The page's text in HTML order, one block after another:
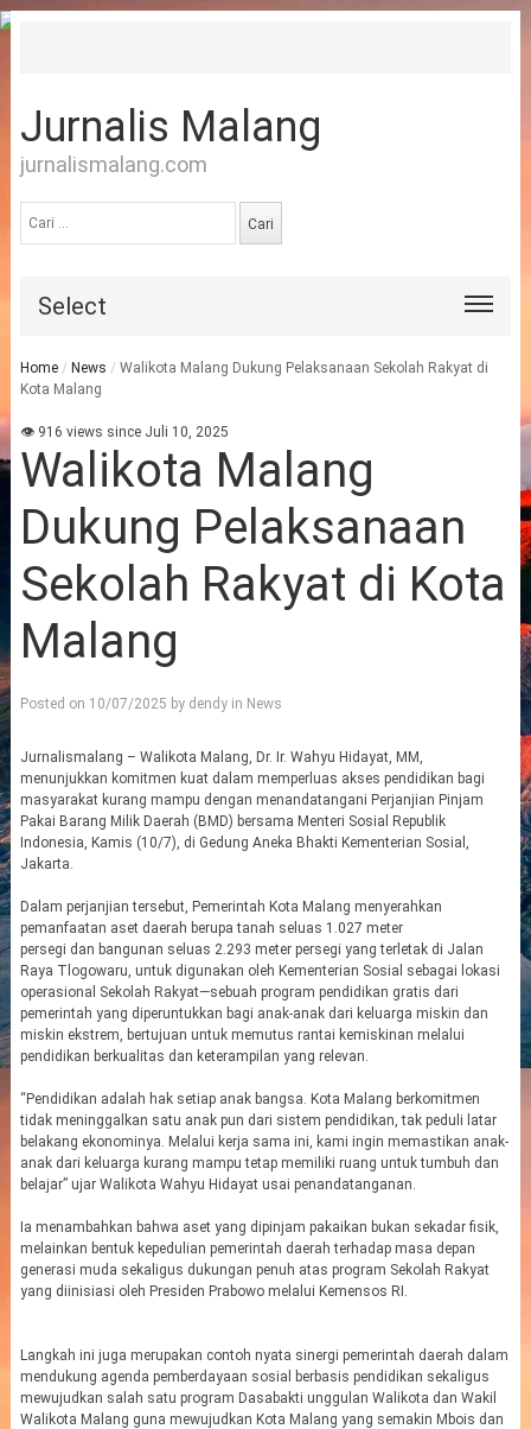
Jurnalis Malang
jurnalismalang.com
untuk:
Select
Home / News / Walikota Malang Dukung Pelaksanaan Sekolah Rakyat di
Kota Malang
👁 916 views since Juli 10, 2025
Walikota Malang
Dukung Pelaksanaan
Sekolah Rakyat di Kota
Malang
Posted on 10/07/2025 by dendyin News
Jurnalismalang – Walikota Malang, Dr. Ir. Wahyu Hidayat, MM,
menunjukkan komitmen kuat dalam memperluas akses pendidikan bagi
masyarakat kurang mampu dengan menandatangani Perjanjian Pinjam
Pakai Barang Milik Daerah (BMD) bersama Menteri Sosial Republik
Indonesia, Kamis (10/7), di Gedung Aneka Bhakti Kementerian Sosial,
Jakarta.
Dalam perjanjian tersebut, Pemerintah Kota Malang menyerahkan
pemanfaatan aset daerah berupa tanah seluas 1.027 meter
persegi dan bangunan seluas 2.293 meter persegi yang terletak di Jalan
Raya Tlogowaru, untuk digunakan oleh Kementerian Sosial sebagai lokasi
operasional Sekolah Rakyat—sebuah program pendidikan gratis dari
pemerintah yang diperuntukkan bagi anak-anak dari keluarga miskin dan
miskin ekstrem, bertujuan untuk memutus rantai kemiskinan melalui
pendidikan berkualitas dan keterampilan yang relevan.
“Pendidikan adalah hak setiap anak bangsa. Kota Malang berkomitmen
tidak meninggalkan satu anak pun dari sistem pendidikan, tak peduli latar
belakang ekonominya. Melalui kerja sama ini, kami ingin memastikan anak-
anak dari keluarga kurang mampu tetap memiliki ruang untuk tumbuh dan
belajar” ujar Walikota Wahyu Hidayat usai penandatanganan.
Ia menambahkan bahwa aset yang dipinjam pakaikan bukan sekadar fisik,
melainkan bentuk kepedulian pemerintah daerah terhadap masa depan
generasi muda sekaligus dukungan penuh atas program Sekolah Rakyat
yang diinisiasi oleh Presiden Prabowo melalui Kemensos RI.
Langkah ini juga merupakan contoh nyata sinergi pemerintah daerah dalam
mendukung agenda pemberdayaan sosial berbasis pendidikan sekaligus
mewujudkan salah satu program Dasabakti unggulan Walikota dan Wakil
Walikota Malang guna mewujudkan Kota Malang yang semakin Mbois dan